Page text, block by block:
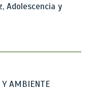
Adolescencia y
Y AMBIENTE